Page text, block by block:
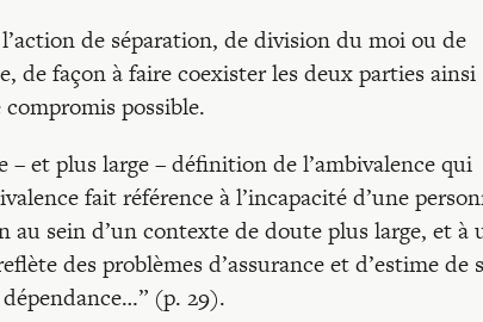
de séparation, de division du moi ou de
de façon à faire coexister les deux parties ainsi
possible.
et plus large – définition de l’ambivalence qui
fait référence à l’incapacité d’une
au sein d’un contexte de doute plus large, et à
des problèmes d’assurance et d’estime de
(p. 29).